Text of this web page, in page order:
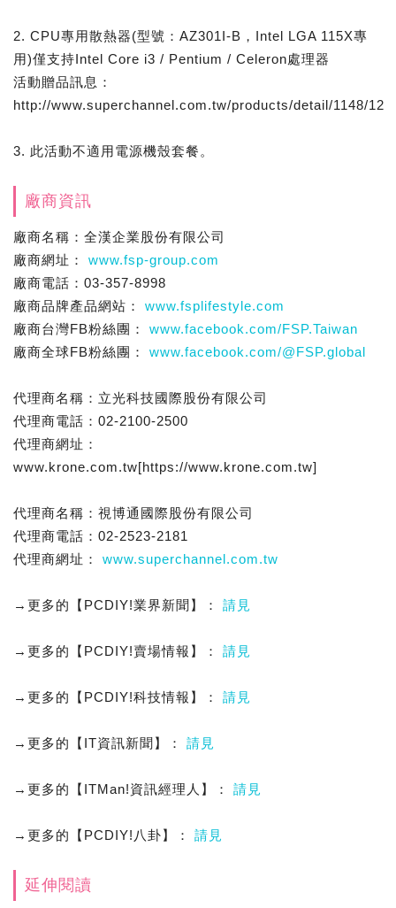
2. CPU專用散熱器(型號：AZ301I-B，Intel LGA 115X專
用)僅支持Intel Core i3 / Pentium / Celeron處理器
活動贈品訊息：
http://www.superchannel.com.tw/products/detail/1148/12
3. 此活動不適用電源機殼套餐。
廠商資訊
廠商名稱：全漢企業股份有限公司
廠商網址： www.fsp-group.com
廠商電話：03-357-8998
廠商品牌產品網站： www.fsplifestyle.com
廠商台灣FB粉絲團： www.facebook.com/FSP.Taiwan
廠商全球FB粉絲團： www.facebook.com/@FSP.global
代理商名稱：立光科技國際股份有限公司
代理商電話：02-2100-2500
代理商網址：
www.krone.com.tw[https://www.krone.com.tw]
代理商名稱：視博通國際股份有限公司
代理商電話：02-2523-2181
代理商網址： www.superchannel.com.tw
→更多的【PCDIY!業界新聞】： 請見
→更多的【PCDIY!賣場情報】： 請見
→更多的【PCDIY!科技情報】： 請見
→更多的【IT資訊新聞】： 請見
→更多的【ITMan!資訊經理人】： 請見
→更多的【PCDIY!八卦】： 請見
延伸閱讀